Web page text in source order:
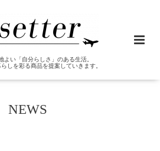
よい「自分らしさ」のある生活。
しを彩る商品を提案していきます。
NEWS